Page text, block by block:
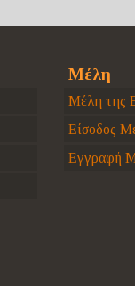
Μέλη
Μέλη της
Είσοδος
Εγγραφή